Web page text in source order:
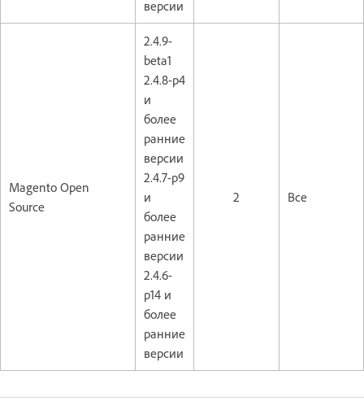
версии
Magento Open
Source
2.4.9-
beta1
2.4.8-p4
и
более
ранние
версии
2.4.7-p9
и
более
ранние
версии
2.4.6-
p14 и
более
ранние
версии
2 Все